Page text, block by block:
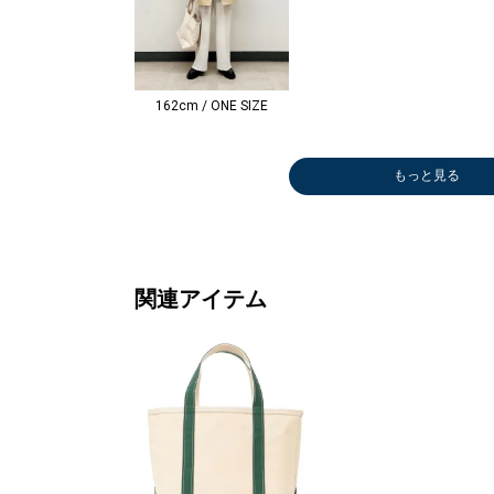
162cm / ONE SIZE
その他パンツ
￥11,550
ブーツ/
ィー
Tシャツ/カット
ソー
その他パ
￥9,240
￥10,230
Tシャツ/
ソー
ネックレス
￥25,300
￥9,240
デニムパ
￥
ひざ・ミドル丈
￥18,150
ハンカチ
ダナ
Tシャツ/カット
ソー
その他パ
￥8,800
テーラードジャ
ケット
キャップ
￥4,620
その他パンツ
￥12,364
もっと見る
関連アイテム